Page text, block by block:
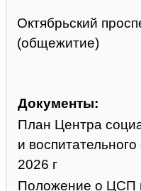
Октябрьский
(общежитие)
Документы:
План Центра
и
2026 г
Положение о ЦСП